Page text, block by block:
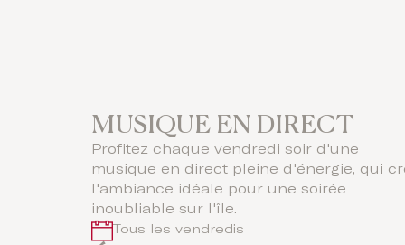
MUSIQUE EN DIRECT
Profitez chaque vendredi soir d'une
musique en direct pleine d'énergie, qui
l'ambiance idéale pour une soirée
inoubliable sur l'île.
Tous les vendredis